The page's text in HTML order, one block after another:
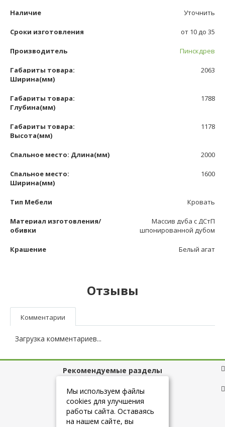
Наличие Уточнить
Сроки изготовления от 10 до 35
Производитель Пинскдрев
Габариты товара:
Ширина(мм)
2063
Габариты товара:
Глубина(мм)
1788
Габариты товара:
Высота(мм)
1178
Спальное место: Длина(мм) 2000
Спальное место:
Ширина(мм)
1600
Тип Мебели Кровать
Материал изготовления/
обивки
Массив дуба с ДСтП
шпонированной дубом
Крашение Белый агат
Отзывы
Комментарии
Загрузка комментариев...
Рекомендуемые разделы
Полезные ссылки
+7 (925) 084-10-60
Мы используем файлы
cookies для улучшения
работы сайта. Оставаясь
на нашем сайте, вы